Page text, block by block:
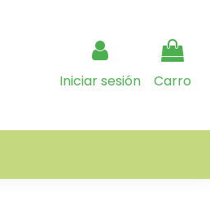
Iniciar sesión Carro